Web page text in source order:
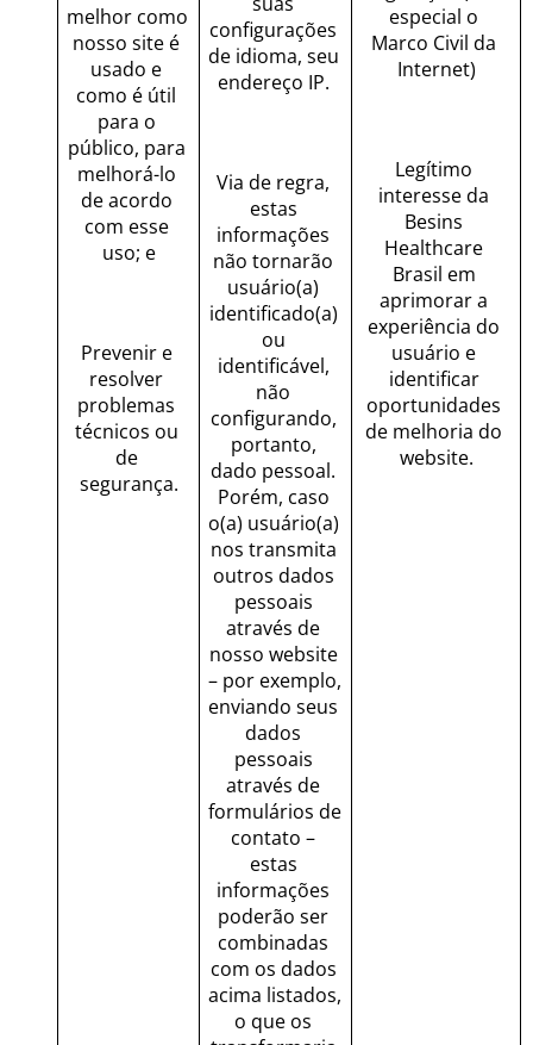
melhor como
nosso site é
usado e
como é útil
para o
público, para
melhorá-lo
de acordo
com esse
uso; e
Prevenir e
resolver
problemas
técnicos ou
de
segurança.
configurações
de idioma, seu
endereço IP.
Via de regra,
estas
informações
não tornarão
usuário(a)
identificado(a)
ou
identificável,
não
configurando,
portanto,
dado pessoal.
Porém, caso
o(a) usuário(a)
nos transmita
outros dados
pessoais
através de
nosso website
– por exemplo,
enviando seus
dados
pessoais
através de
formulários de
contato –
estas
informações
poderão ser
combinadas
com os dados
acima listados,
o que os
especial o
Marco Civil da
Internet)
Legítimo
interesse da
Besins
Healthcare
Brasil em
aprimorar a
experiência do
usuário e
identificar
oportunidades
de melhoria do
website.